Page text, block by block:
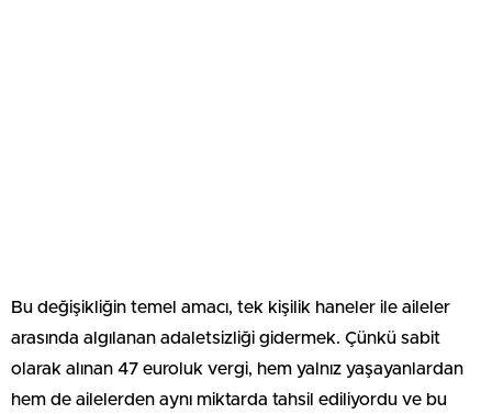
Bu değişikliğin temel amacı, tek kişilik haneler ile aileler
arasında algılanan adaletsizliği gidermek. Çünkü sabit
olarak alınan 47 euroluk vergi, hem yalnız yaşayanlardan
hem de ailelerden aynı miktarda tahsil ediliyordu ve bu